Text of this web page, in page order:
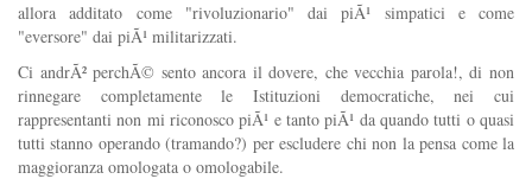
allora additato come "rivoluzionario" dai piÃ¹ simpatici e come
"eversore" dai piÃ¹ militarizzati.
Ci andrÃ² perchÃ© sento ancora il dovere, che vecchia parola!, di non
rinnegare completamente le Istituzioni democratiche, nei cui
rappresentanti non mi riconosco piÃ¹ e tanto piÃ¹ da quando tutti o quasi
tutti stanno operando (tramando?) per escludere chi non la pensa come la
maggioranza omologata o omologabile.